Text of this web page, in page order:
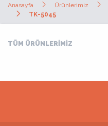
Anasayfa Ürünlerimiz
TK-5045
TÜM ÜRÜNLERİMİZ